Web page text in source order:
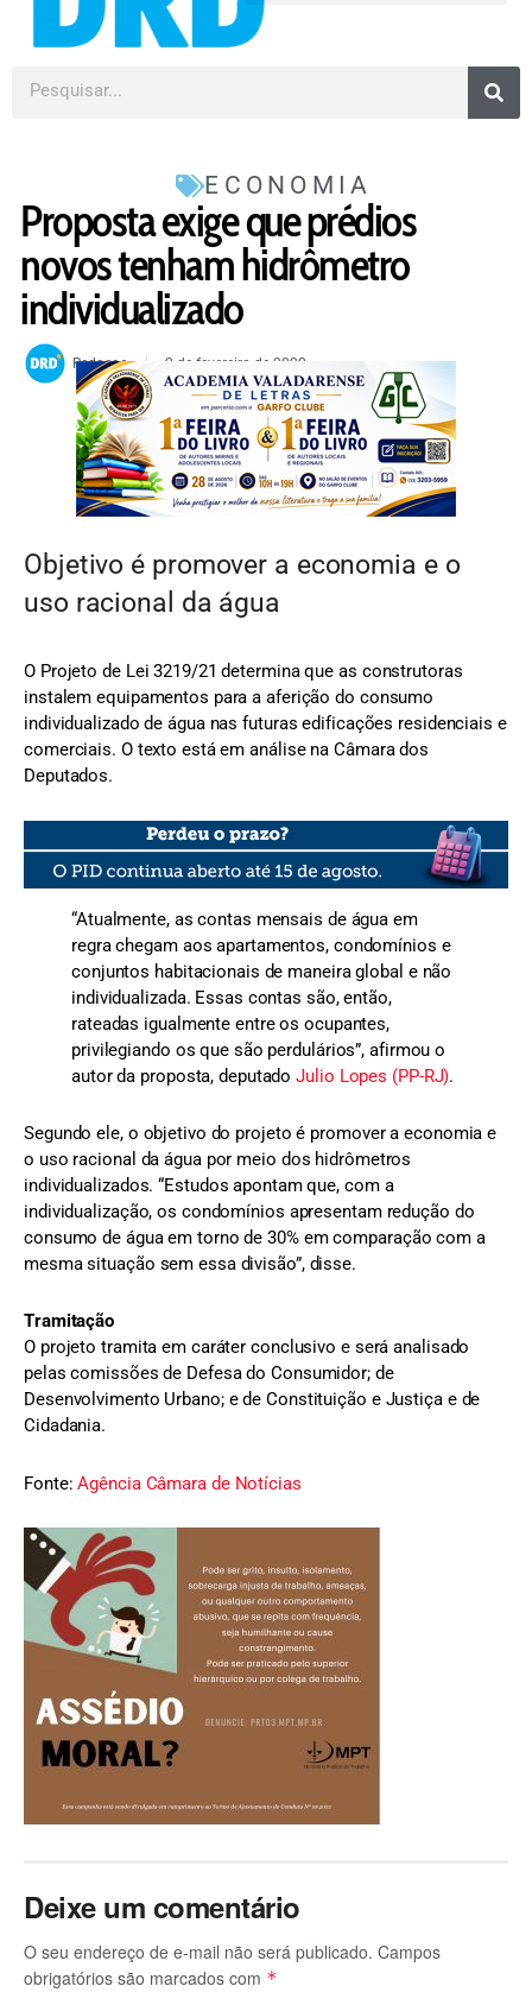
ECONOMIA
Proposta exige que prédios
novos tenham hidrômetro
individualizado
Redacao 2 de fevereiro de 2022
Objetivo é promover a economia e o
uso racional da água
O Projeto de Lei 3219/21 determina que as construtoras
instalem equipamentos para a aferição do consumo
individualizado de água nas futuras edificações residenciais e
comerciais. O texto está em análise na Câmara dos
Deputados.
“Atualmente, as contas mensais de água em
regra chegam aos apartamentos, condomínios e
conjuntos habitacionais de maneira global e não
individualizada. Essas contas são, então,
rateadas igualmente entre os ocupantes,
privilegiando os que são perdulários”, afirmou o
autor da proposta, deputadoJulio Lopes (PP-RJ).
Segundo ele, o objetivo do projeto é promover a economia e
o uso racional da água por meio dos hidrômetros
individualizados. “Estudos apontam que, com a
individualização, os condomínios apresentam redução do
consumo de água em torno de 30% em comparação com a
mesma situação sem essa divisão”, disse.
Tramitação
O projeto tramita em caráter conclusivo e será analisado
pelas comissões de Defesa do Consumidor; de
Desenvolvimento Urbano; e de Constituição e Justiça e de
Cidadania.
Fonte:Agência Câmara de Notícias
Deixe um comentário
O seu endereço de e-mail não será publicado. Campos
obrigatórios são marcados com *